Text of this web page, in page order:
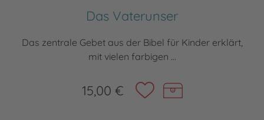
Das Vaterunser
Das zentrale Gebet aus der Bibel für Kinder erklärt,
mit vielen farbigen ...
15,00 €